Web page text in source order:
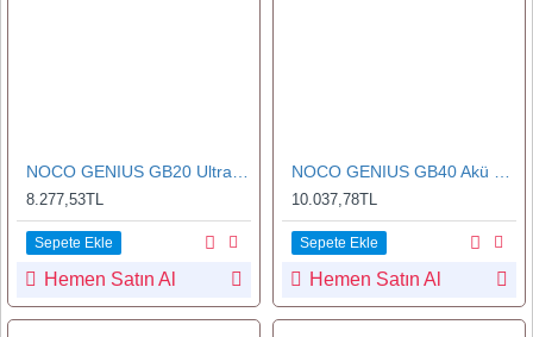
8.277,53TL
Sepete Ekle
Hemen Satın Al
10.037,78TL
Sepete Ekle
Hemen Satın Al